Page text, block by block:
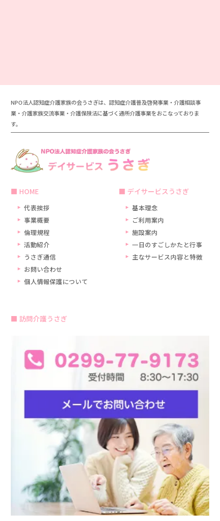
NPO法人認知症介護家族の会うさぎは、認知症介護普及啓発事業・介護相談事
業・介護家族交流事業・介護保険法に基づく通所介護事業をおこなっておりま
す。
HOME
代表挨拶
事業概要
倫理規程
活動紹介
うさぎ通信
お問い合わせ
個人情報保護について
デイサービスうさぎ
基本理念
ご利用案内
施設案内
一日のすごしかたと行事
主なサービス内容と特徴
訪問介護うさぎ